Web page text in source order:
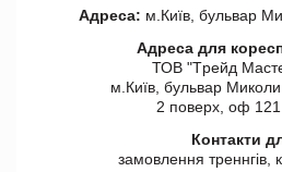
Адреса: м.Київ, бульвар
Адреса для
ТОВ "Tрейд
м.Київ, бульвар
2 поверх, оф
Контакти
замовлення треннгів,